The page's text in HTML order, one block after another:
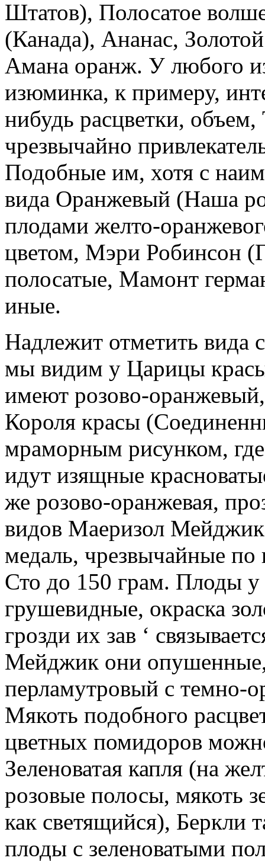
Штатов), Полосатое
(Канада), Ананас,
Амана оранж. У любого
изюминка, к примеру,
нибудь расцветки,
чрезвычайно
Подобные им, хотя с
вида Оранжевый (Наша
плодами желто-
цветом, Мэри Робинсон
полосатые, Мамонт
иные.
Надлежит отметить вида
мы видим у Царицы
имеют розово-
Короля красы
мраморным рисунком,
идут изящные
же розово-оранжевая,
видов Маеризол
медаль, чрезвычайные по
Сто до 150 грам. Плоды
грушевидные, окраска
грозди их зав ‘
Мейджик они опушенные,
перламутровый с темно-
Мякоть подобного
цветных помидоров
Зеленоватая капля (на
розовые полосы, мякоть
как светящийся), Беркли
плоды с зеленоватыми